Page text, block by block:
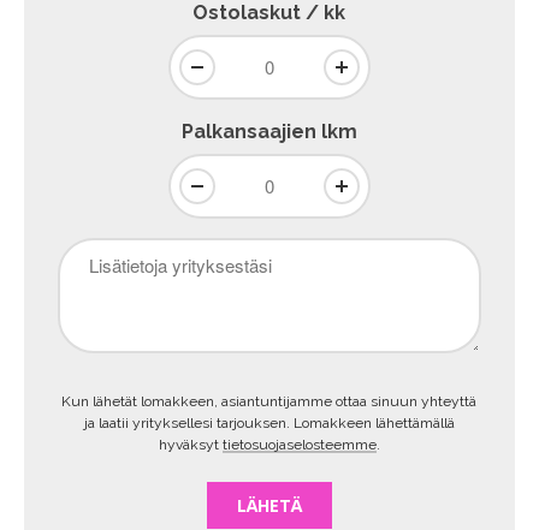
Ostolaskut / kk
Palkansaajien lkm
Lisätietoja
yrityksestäsi
Kun lähetät lomakkeen, asiantuntijamme ottaa sinuun yhteyttä
ja laatii yrityksellesi tarjouksen. Lomakkeen lähettämällä
hyväksyt tietosuojaselosteemme.
LÄHETÄ